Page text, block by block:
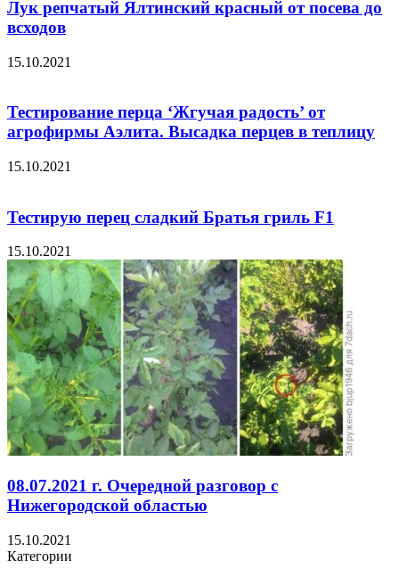
Лук репчатый Ялтинский красный от посева до
всходов
15.10.2021
Тестирование перца ‘Жгучая радость’ от
агрофирмы Аэлита. Высадка перцев в теплицу
15.10.2021
Тестирую перец сладкий Братья гриль F1
15.10.2021
08.07.2021 г. Очередной разговор с
Нижегородской областью
15.10.2021
Категории